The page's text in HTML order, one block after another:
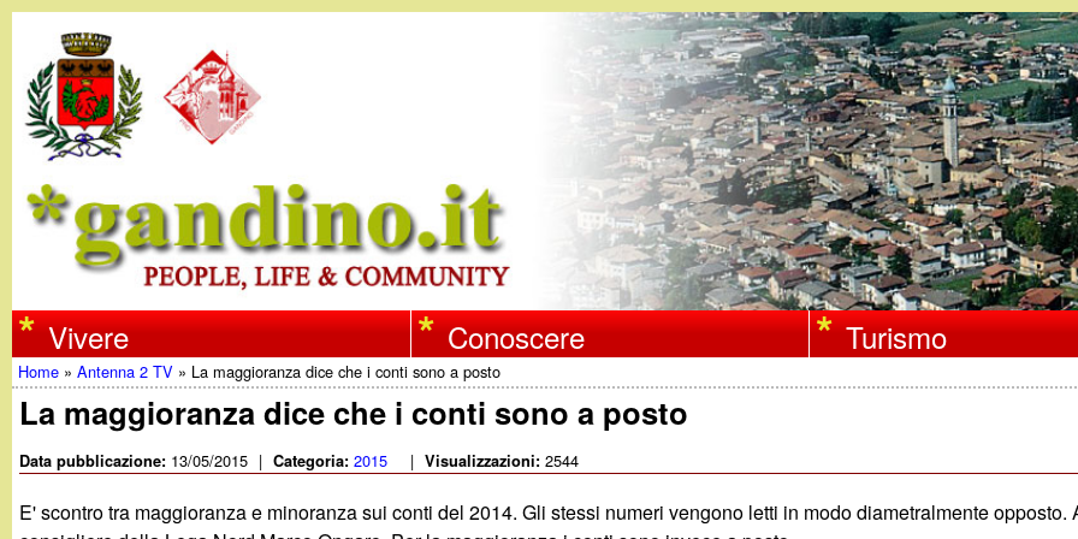
Salta
al
contenuto
principale
w
w
w
.
Vivere Conoscere Turismo
Tu
sei
qui
Home »Antenna 2 TV » La maggioranza dice che i conti sono a posto
La maggioranza dice che i conti sono a posto
Data pubblicazione: 13/05/2015 | Categoria:2015 | Visualizzazioni:2544
E' scontro tra maggioranza e minoranza sui conti del 2014. Gli stessi numeri vengono letti in modo diametralmente